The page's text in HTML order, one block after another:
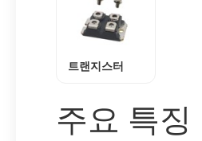
트랜지스터
주요 특